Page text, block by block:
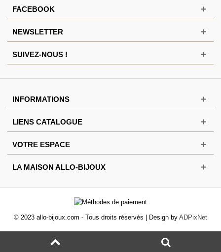
FACEBOOK
NEWSLETTER
SUIVEZ-NOUS !
INFORMATIONS
LIENS CATALOGUE
VOTRE ESPACE
LA MAISON ALLO-BIJOUX
© 2023 allo-bijoux.com - Tous droits réservés | Design by ADPixNet